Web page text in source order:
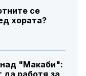
се
хората?
над "Макаби":